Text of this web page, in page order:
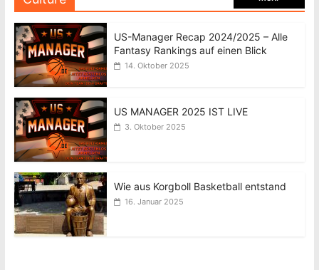
US-Manager Recap 2024/2025 – Alle
Fantasy Rankings auf einen Blick
14. Oktober 2025
US MANAGER 2025 IST LIVE
3. Oktober 2025
Wie aus Korgboll Basketball entstand
16. Januar 2025